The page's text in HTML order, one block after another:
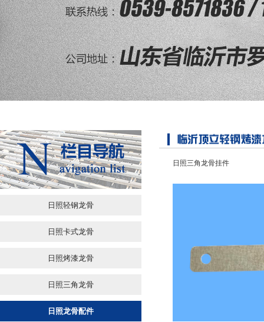
日照三角龙骨挂件
日照轻钢龙骨
日照卡式龙骨
日照烤漆龙骨
日照三角龙骨
日照龙骨配件